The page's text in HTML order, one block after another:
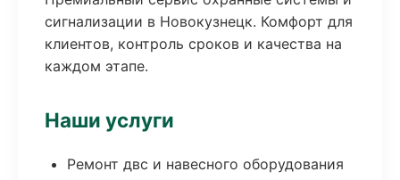
сигнализации в Новокузнецк. Комфорт для
клиентов, контроль сроков и качества на
каждом этапе.
Наши услуги
Ремонт двс и навесного оборудования